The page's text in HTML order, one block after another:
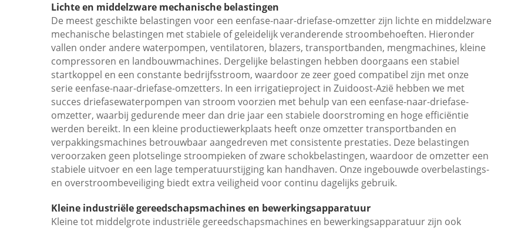
Lichte en middelzware mechanische belastingen
De meest geschikte belastingen voor een eenfase-naar-driefase-omzetter zijn lichte en middelzware
mechanische belastingen met stabiele of geleidelijk veranderende stroombehoeften. Hieronder
vallen onder andere waterpompen, ventilatoren, blazers, transportbanden, mengmachines, kleine
compressoren en landbouwmachines. Dergelijke belastingen hebben doorgaans een stabiel
startkoppel en een constante bedrijfsstroom, waardoor ze zeer goed compatibel zijn met onze
serie eenfase-naar-driefase-omzetters. In een irrigatieproject in Zuidoost-Azië hebben we met
succes driefasewaterpompen van stroom voorzien met behulp van een eenfase-naar-driefase-
omzetter, waarbij gedurende meer dan drie jaar een stabiele doorstroming en hoge efficiëntie
werden bereikt. In een kleine productiewerkplaats heeft onze omzetter transportbanden en
verpakkingsmachines betrouwbaar aangedreven met consistente prestaties. Deze belastingen
veroorzaken geen plotselinge stroompieken of zware schokbelastingen, waardoor de omzetter een
stabiele uitvoer en een lage temperatuurstijging kan handhaven. Onze ingebouwde overbelastings-
en overstroombeveiliging biedt extra veiligheid voor continu dagelijks gebruik.
Kleine industriële gereedschapsmachines en bewerkingsapparatuur
Kleine tot middelgrote industriële gereedschapsmachines en bewerkingsapparatuur zijn ook